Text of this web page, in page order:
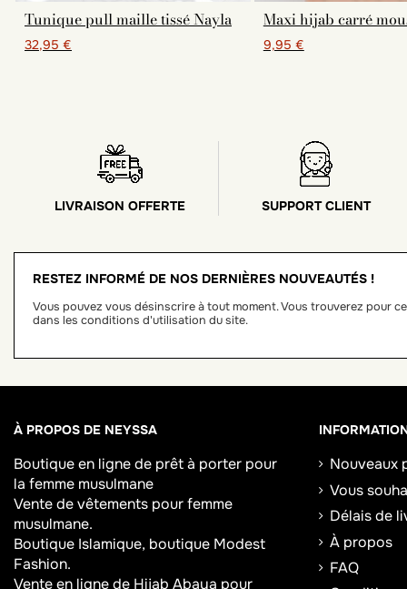
Tunique pull maille tissé Nayla
32,95 €
Maxi hijab carré
9,95 €
LIVRAISON OFFERTE SUPPORT CLIENT
RESTEZ INFORMÉ DE NOS DERNIÈRES NOUVEAUTÉS !
Vous pouvez vous désinscrire à tout moment. Vous trouverez pour
dans les conditions d'utilisation du site.
À PROPOS DE NEYSSA
Boutique en ligne de prêt à porter pour
la femme musulmane
Vente de vêtements pour femme
musulmane.
Boutique Islamique, boutique Modest
Fashion.
Vente en ligne de Hijab Abaya pour
Nouveaux
Vous
Délais de
À propos
FAQ